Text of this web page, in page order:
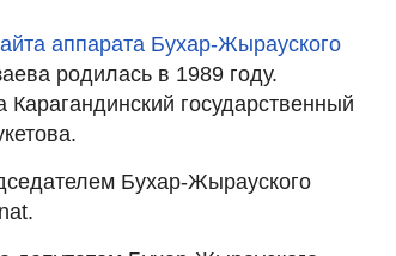
аппарата Бухар-Жырауского
родилась в 1989 году.
государственный
Бухар-Жырауского